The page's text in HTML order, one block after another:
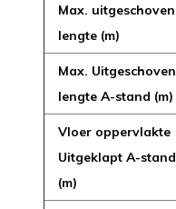
Max. uitgeschoven
lengte (m)
Max. Uitgeschoven
lengte A-stand (m)
Vloer oppervlakte
Uitgeklapt A-stand
(m)